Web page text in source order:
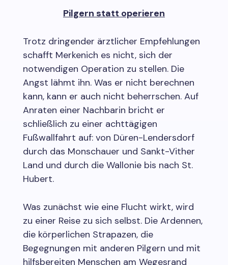
Pilgern statt operieren
Trotz dringender ärztlicher Empfehlungen
schafft Merkenich es nicht, sich der
notwendigen Operation zu stellen. Die
Angst lähmt ihn. Was er nicht berechnen
kann, kann er auch nicht beherrschen. Auf
Anraten einer Nachbarin bricht er
schließlich zu einer achttägigen
Fußwallfahrt auf: von Düren-Lendersdorf
durch das Monschauer und Sankt-Vither
Land und durch die Wallonie bis nach St.
Hubert.
Was zunächst wie eine Flucht wirkt, wird
zu einer Reise zu sich selbst. Die Ardennen,
die körperlichen Strapazen, die
Begegnungen mit anderen Pilgern und mit
hilfsbereiten Menschen am Wegesrand